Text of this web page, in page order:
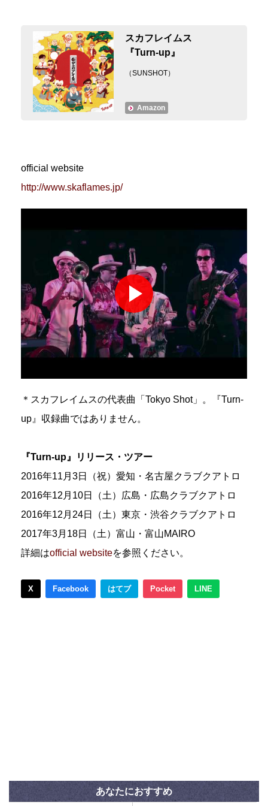
スカフレイムス
『Turn-up』
（SUNSHOT）
Amazon
official website
http://www.skaflames.jp/
＊スカフレイムスの代表曲「Tokyo Shot」。『Turn-
up』収録曲ではありません。
『Turn-up』リリース・ツアー
2016年11月3日（祝）愛知・名古屋クラブクアトロ
2016年12月10日（土）広島・広島クラブクアトロ
2016年12月24日（土）東京・渋谷クラブクアトロ
2017年3月18日（土）富山・富山MAIRO
詳細はofficial websiteを参照ください。
X Facebook はてブ Pocket LINE
あなたにおすすめ